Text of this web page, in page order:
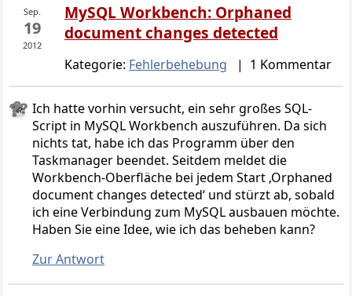
Sep.
19
2012
MySQL Workbench: Orphaned
document changes detected
Kategorie: Fehlerbehebung | 1 Kommentar
Ich hatte vorhin versucht, ein sehr großes SQL-
Script in MySQL Workbench auszuführen. Da sich
nichts tat, habe ich das Programm über den
Taskmanager beendet. Seitdem meldet die
Workbench-Oberfläche bei jedem Start ‚Orphaned
document changes detected‘ und stürzt ab, sobald
ich eine Verbindung zum MySQL ausbauen möchte.
Haben Sie eine Idee, wie ich das beheben kann?
Zur Antwort